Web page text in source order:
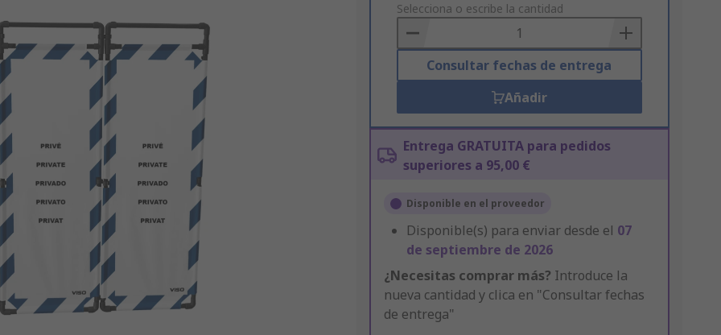
to
Basket
Selecciona o escribe la cantidad
Consultar fechas de entrega
Añadir
Entrega GRATUITA para pedidos
superiores a 95,00 €
Disponible en el proveedor
Disponible(s) para enviar desde el 07
de septiembre de 2026
¿Necesitas comprar más? Introduce la
nueva cantidad y clica en "Consultar fechas
de entrega"